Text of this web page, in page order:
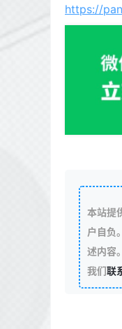
https://
本站提
户自负
述内容
我们联